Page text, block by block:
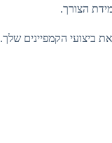
הצורך.
ביצועי הקמפיינים שלך.